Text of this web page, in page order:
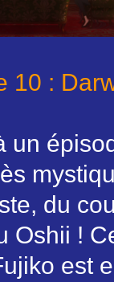
10 :
un
du
Oshii !
est